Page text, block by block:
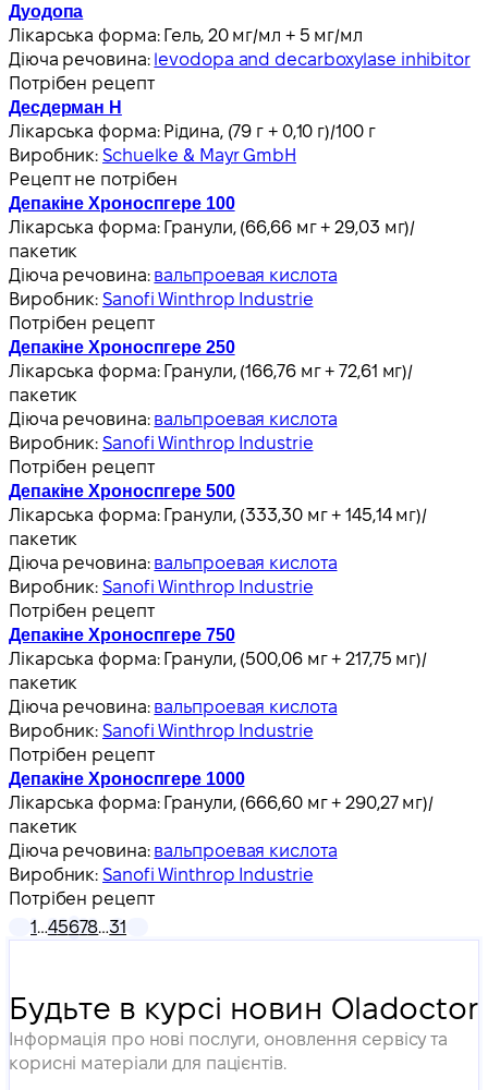
Дуодопа
Лікарська форма: Гель, 20 мг/мл + 5 мг/мл
Діюча речовина: levodopa and decarboxylase inhibitor
Потрібен рецепт
Десдерман Н
Лікарська форма: Рідина, (79 г + 0,10 г)/100 г
Виробник:Schuelke & Mayr GmbH
Рецепт не потрібен
Депакіне Хроноспгере 100
Лікарська форма: Гранули, (66,66 мг + 29,03 мг)/
пакетик
Діюча речовина: вальпроевая кислота
Виробник:Sanofi Winthrop Industrie
Потрібен рецепт
Депакіне Хроноспгере 250
Лікарська форма: Гранули, (166,76 мг + 72,61 мг)/
пакетик
Діюча речовина: вальпроевая кислота
Виробник:Sanofi Winthrop Industrie
Потрібен рецепт
Депакіне Хроноспгере 500
Лікарська форма: Гранули, (333,30 мг + 145,14 мг)/
пакетик
Діюча речовина: вальпроевая кислота
Виробник:Sanofi Winthrop Industrie
Потрібен рецепт
Депакіне Хроноспгере 750
Лікарська форма: Гранули, (500,06 мг + 217,75 мг)/
пакетик
Діюча речовина: вальпроевая кислота
Виробник:Sanofi Winthrop Industrie
Потрібен рецепт
Депакіне Хроноспгере 1000
Лікарська форма: Гранули, (666,60 мг + 290,27 мг)/
пакетик
Діюча речовина: вальпроевая кислота
Виробник:Sanofi Winthrop Industrie
Потрібен рецепт
1…45678…31
Будьте в курсі новин Oladoctor
Інформація про нові послуги, оновлення сервісу та
корисні матеріали для пацієнтів.